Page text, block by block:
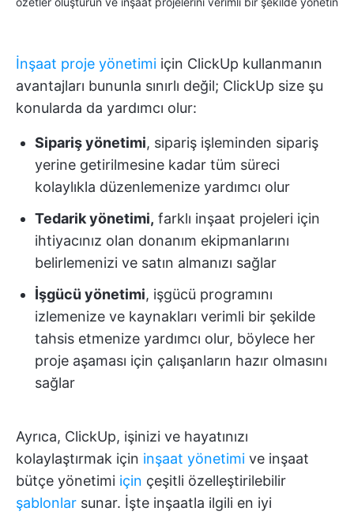
İnşaat proje yönetimi için ClickUp kullanmanın
avantajları bununla sınırlı değil; ClickUp size şu
konularda da yardımcı olur:
Sipariş yönetimi, sipariş işleminden sipariş
yerine getirilmesine kadar tüm süreci
kolaylıkla düzenlemenize yardımcı olur
Tedarik yönetimi, farklı inşaat projeleri için
ihtiyacınız olan donanım ekipmanlarını
belirlemenizi ve satın almanızı sağlar
İşgücü yönetimi, işgücü programını
izlemenize ve kaynakları verimli bir şekilde
tahsis etmenize yardımcı olur, böylece her
proje aşaması için çalışanların hazır olmasını
sağlar
Ayrıca, ClickUp, işinizi ve hayatınızı
kolaylaştırmak için inşaat yönetimi ve inşaat
bütçe yönetimi için çeşitli özelleştirilebilir
şablonlar sunar. İşte inşaatla ilgili en iyi